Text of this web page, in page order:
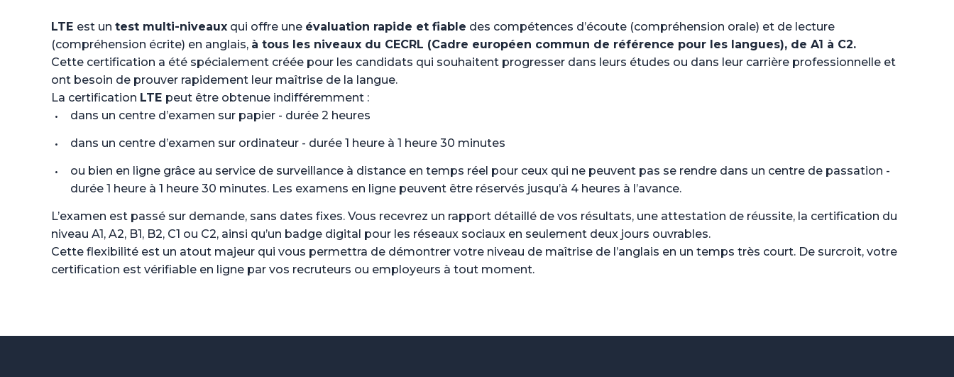
LTE est un test multi-niveaux qui offre une évaluation rapide et fiable des compétences d’écoute (compréhension orale) et de lecture
(compréhension écrite) en anglais, à tous les niveaux du CECRL (Cadre européen commun de référence pour les langues), de A1 à C2.
Cette certification a été spécialement créée pour les candidats qui souhaitent progresser dans leurs études ou dans leur carrière professionnelle et
ont besoin de prouver rapidement leur maîtrise de la langue.
La certification LTE peut être obtenue indifféremment :
dans un centre d’examen sur papier - durée 2 heures
dans un centre d’examen sur ordinateur - durée 1 heure à 1 heure 30 minutes
ou bien en ligne grâce au service de surveillance à distance en temps réel pour ceux qui ne peuvent pas se rendre dans un centre de passation -
durée 1 heure à 1 heure 30 minutes. Les examens en ligne peuvent être réservés jusqu’à 4 heures à l’avance.
L’examen est passé sur demande, sans dates fixes. Vous recevrez un rapport détaillé de vos résultats, une attestation de réussite, la certification du
niveau A1, A2, B1, B2, C1 ou C2, ainsi qu’un badge digital pour les réseaux sociaux en seulement deux jours ouvrables.
Cette flexibilité est un atout majeur qui vous permettra de démontrer votre niveau de maîtrise de l’anglais en un temps très court. De surcroit, votre
certification est vérifiable en ligne par vos recruteurs ou employeurs à tout moment.